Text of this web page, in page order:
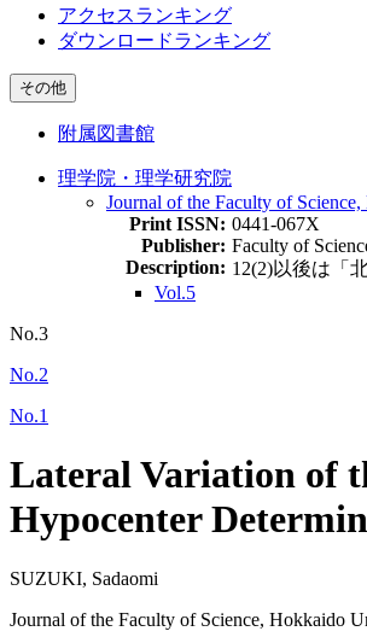
アクセスランキング
ダウンロードランキング
その他
附属図書館
理学院・理学研究院
Journal of the Faculty of
Print ISSN: 0441-067X
Publisher: Faculty of
Description: 12(2)以後は「
Vol.5
No.3
No.2
No.1
Lateral Variation of
Hypocenter
SUZUKI, Sadaomi
Journal of the Faculty of Science, Hokkaido